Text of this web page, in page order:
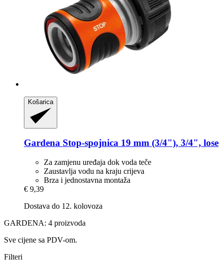
Košarica
Gardena Stop-​spojnica 19 mm (3/4"), 3/4", lose
Za zamjenu uređaja dok voda teče
Zaustavlja vodu na kraju crijeva
Brza i jednostavna montaža
€ 9,39
Dostava do 12. kolovoza
GARDENA: 4 proizvoda
Sve cijene sa PDV-om.
Filteri